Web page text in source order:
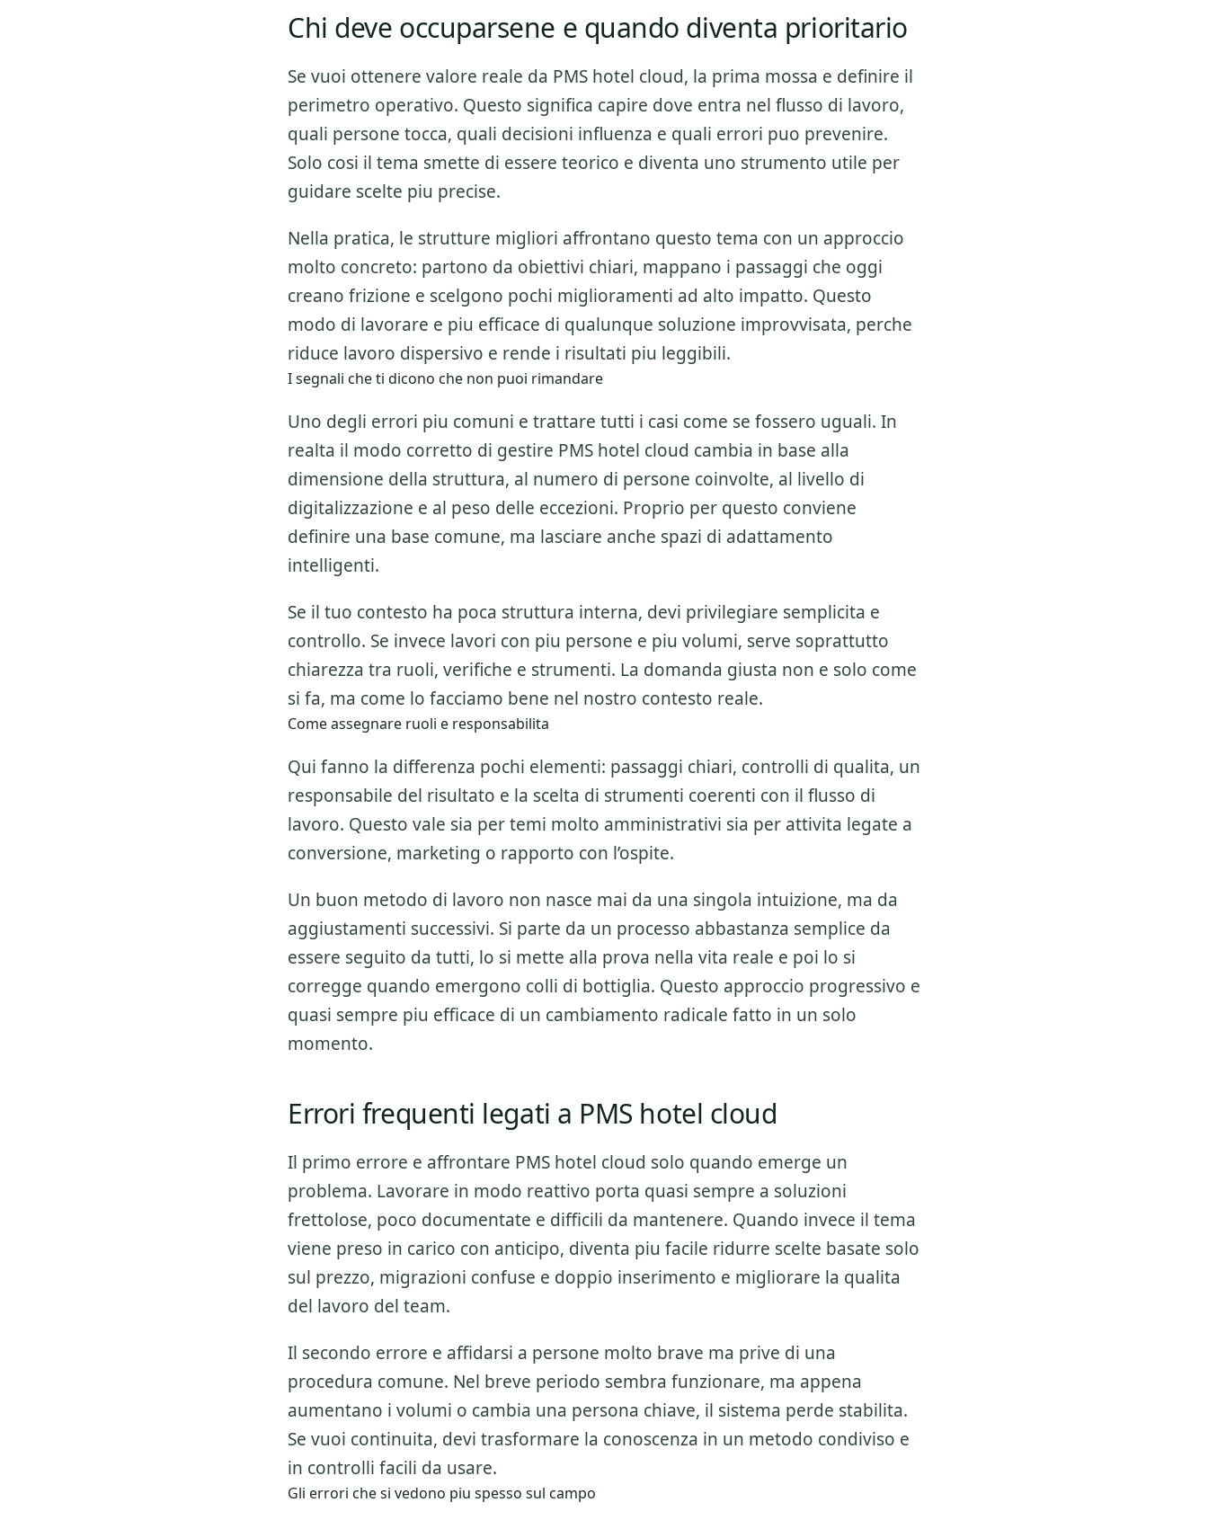
Chi deve occuparsene e quando diventa prioritario
Se vuoi ottenere valore reale da PMS hotel cloud, la prima mossa e definire il
perimetro operativo. Questo significa capire dove entra nel flusso di lavoro,
quali persone tocca, quali decisioni influenza e quali errori puo prevenire.
Solo cosi il tema smette di essere teorico e diventa uno strumento utile per
guidare scelte piu precise.
Nella pratica, le strutture migliori affrontano questo tema con un approccio
molto concreto: partono da obiettivi chiari, mappano i passaggi che oggi
creano frizione e scelgono pochi miglioramenti ad alto impatto. Questo
modo di lavorare e piu efficace di qualunque soluzione improvvisata, perche
riduce lavoro dispersivo e rende i risultati piu leggibili.
I segnali che ti dicono che non puoi rimandare
Uno degli errori piu comuni e trattare tutti i casi come se fossero uguali. In
realta il modo corretto di gestire PMS hotel cloud cambia in base alla
dimensione della struttura, al numero di persone coinvolte, al livello di
digitalizzazione e al peso delle eccezioni. Proprio per questo conviene
definire una base comune, ma lasciare anche spazi di adattamento
intelligenti.
Se il tuo contesto ha poca struttura interna, devi privilegiare semplicita e
controllo. Se invece lavori con piu persone e piu volumi, serve soprattutto
chiarezza tra ruoli, verifiche e strumenti. La domanda giusta non e solo come
si fa, ma come lo facciamo bene nel nostro contesto reale.
Come assegnare ruoli e responsabilita
Qui fanno la differenza pochi elementi: passaggi chiari, controlli di qualita, un
responsabile del risultato e la scelta di strumenti coerenti con il flusso di
lavoro. Questo vale sia per temi molto amministrativi sia per attivita legate a
conversione, marketing o rapporto con l’ospite.
Un buon metodo di lavoro non nasce mai da una singola intuizione, ma da
aggiustamenti successivi. Si parte da un processo abbastanza semplice da
essere seguito da tutti, lo si mette alla prova nella vita reale e poi lo si
corregge quando emergono colli di bottiglia. Questo approccio progressivo e
quasi sempre piu efficace di un cambiamento radicale fatto in un solo
momento.
Errori frequenti legati a PMS hotel cloud
Il primo errore e affrontare PMS hotel cloud solo quando emerge un
problema. Lavorare in modo reattivo porta quasi sempre a soluzioni
frettolose, poco documentate e difficili da mantenere. Quando invece il tema
viene preso in carico con anticipo, diventa piu facile ridurre scelte basate solo
sul prezzo, migrazioni confuse e doppio inserimento e migliorare la qualita
del lavoro del team.
Il secondo errore e affidarsi a persone molto brave ma prive di una
procedura comune. Nel breve periodo sembra funzionare, ma appena
aumentano i volumi o cambia una persona chiave, il sistema perde stabilita.
Se vuoi continuita, devi trasformare la conoscenza in un metodo condiviso e
in controlli facili da usare.
Gli errori che si vedono piu spesso sul campo